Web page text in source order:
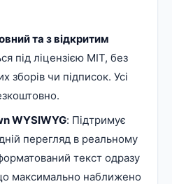
та з відкритим
під ліцензією MIT, без
зборів чи підписок. Усі
WYSIWYG: Підтримує
перегляд в реальному
текст одразу
максимально наближено